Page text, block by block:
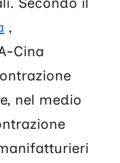
,
Cina
nel medio